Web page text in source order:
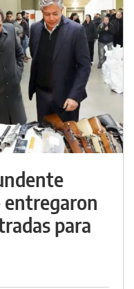
entregaron
para